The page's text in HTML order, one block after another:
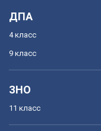
ДПА
4 класс
9 класс
ЗНО
11 класс